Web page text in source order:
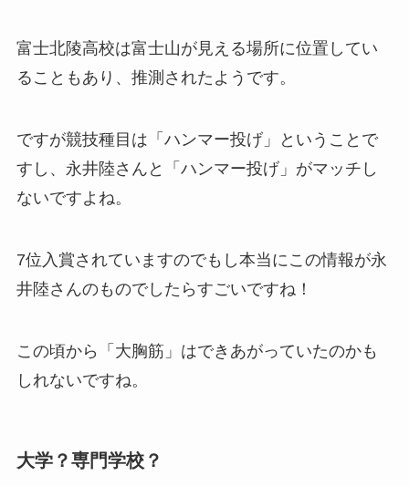
富士北陵高校は富士山が見える場所に位置してい
ることもあり、推測されたようです。
ですが競技種目は「ハンマー投げ」ということで
すし、永井陸さんと「ハンマー投げ」がマッチし
ないですよね。
7位入賞されていますのでもし本当にこの情報が永
井陸さんのものでしたらすごいですね！
この頃から「大胸筋」はできあがっていたのかも
しれないですね。
大学？専門学校？